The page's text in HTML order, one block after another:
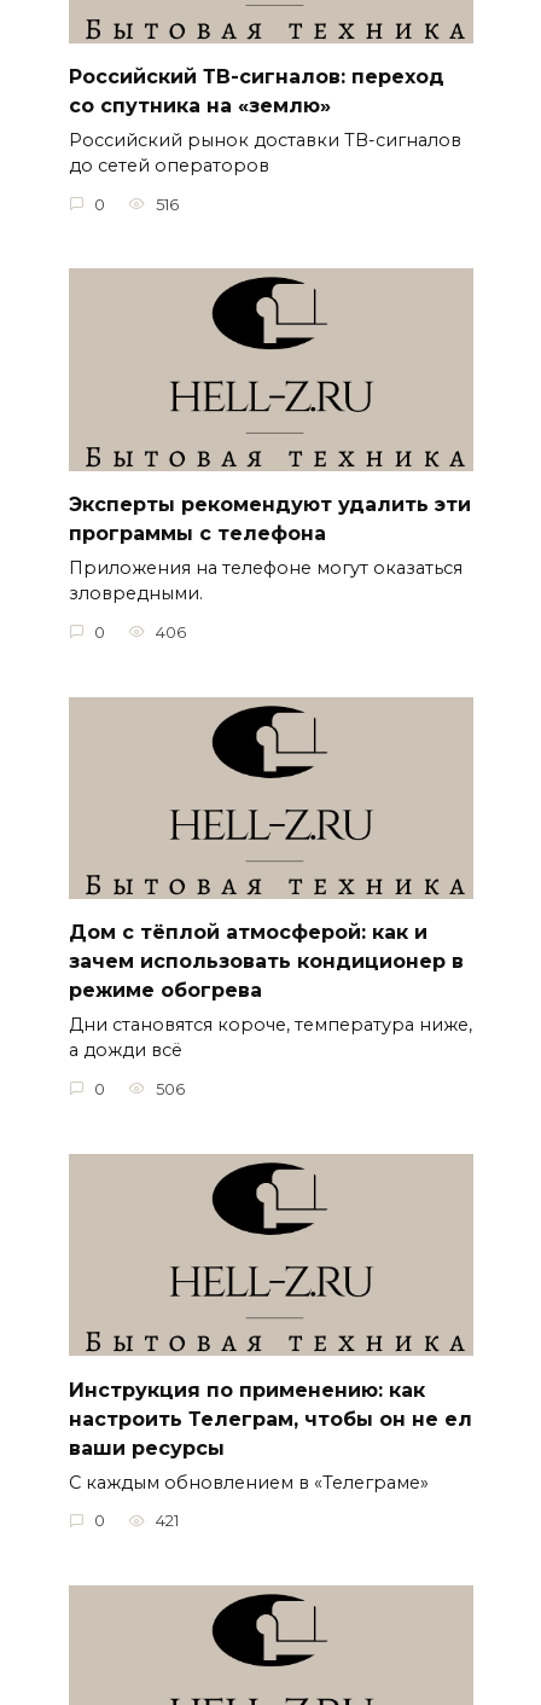
Российский ТВ-сигналов: переход
со спутника на «землю»
Российский рынок доставки ТВ-сигналов
до сетей операторов
0 516
Эксперты рекомендуют удалить эти
программы с телефона
Приложения на телефоне могут оказаться
зловредными.
0 406
Дом с тёплой атмосферой: как и
зачем использовать кондиционер в
режиме обогрева
Дни становятся короче, температура ниже,
а дожди всё
0 506
Инструкция по применению: как
настроить Телеграм, чтобы он не ел
ваши ресурсы
С каждым обновлением в «Телеграме»
0 421